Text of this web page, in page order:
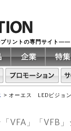
リントの専門サイト――
> オーエス LEDビジョ
VFA」「VFB